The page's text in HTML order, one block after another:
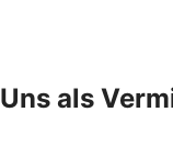
Uns als